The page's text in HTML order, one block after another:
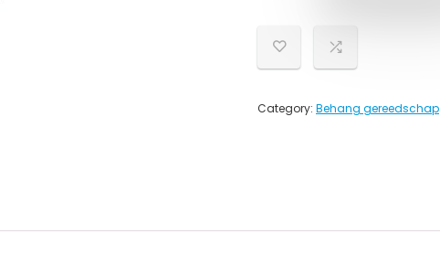
Category: Behang gereedschap